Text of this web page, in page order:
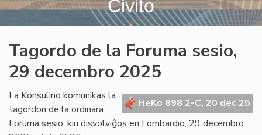
Civito
Tagordo de la Foruma sesio,
29 decembro 2025
HeKo 898 2-C, 20 dec 25
La Konsulino komunikas la
tagordon de la ordinara
Foruma sesio, kiu disvolviĝos en Lombardio, 29 decembro